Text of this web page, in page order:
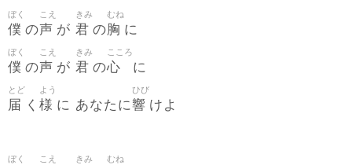
僕
ぼく
の声
こえ
が 君
きみ
の胸
むね
に
僕
ぼく
の声
こえ
が 君
きみ
の心
こころ
に
届
とど
く 様
よう
に あなたに響
ひび
けよ
ぼく こえ きみ むね